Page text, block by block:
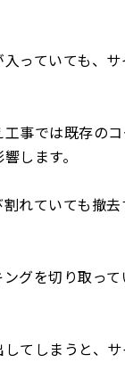
っていても、
事では既存の
します。
れていても撤
グを切り取っ
てしまうと、